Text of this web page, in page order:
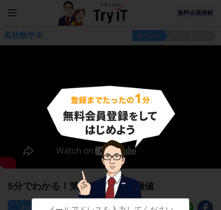
無料会員登録
高校数学Ⅲ ポイント
5分でわかる！第２次導関数と極値